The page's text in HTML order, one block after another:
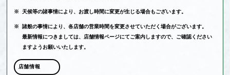
※ 天候等の諸事情により、お渡し時間に変更が生じる場合もございます。
※
諸般の事情により、各店舗の営業時間を変更させていただく場合がございます。
最新情報につきましては、店舗情報ページにてご案内しますので、ご確認ください
ますようお願いいたします。
店舗情報